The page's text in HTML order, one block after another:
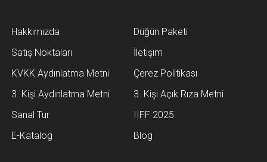
Hakkımızda
Düğün Paketi
Satış Noktaları
İletişim
KVKK Aydınlatma Metni
Çerez Politikası
3. Kişi Aydınlatma Metni
3. Kişi Açık Rıza Metni
Sanal Tur
IIFF 2025
E-Katalog
Blog